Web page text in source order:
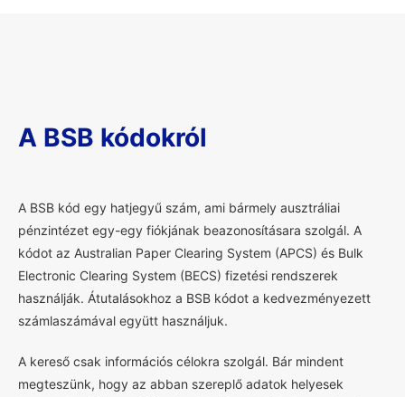
A BSB kódokról
A BSB kód egy hatjegyű szám, ami bármely ausztráliai
pénzintézet egy-egy fiókjának beazonosításara szolgál. A
kódot az Australian Paper Clearing System (APCS) és Bulk
Electronic Clearing System (BECS) fizetési rendszerek
használják. Átutalásokhoz a BSB kódot a kedvezményezett
számlaszámával együtt használjuk.
A kereső csak információs célokra szolgál. Bár mindent
megteszünk, hogy az abban szereplő adatok helyesek